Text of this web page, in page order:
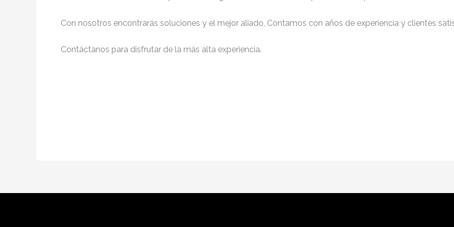
Con nosotros encontrarás soluciones y el mejor aliado, Contamos con años de experiencia y clientes
Contáctanos para disfrutar de la más alta experiencia.